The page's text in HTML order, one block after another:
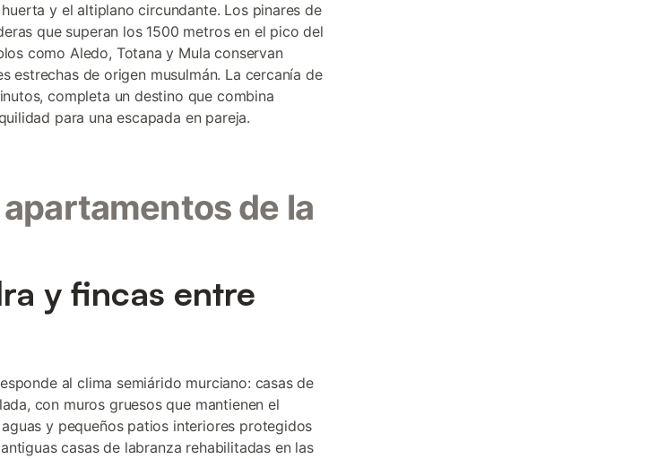
y el altiplano circundante. Los pinares de
que superan los 1500 metros en el pico del
como Aledo, Totana y Mula conservan
estrechas de origen musulmán. La cercanía de
completa un destino que combina
para una escapada en pareja.
de la
y fincas entre
al clima semiárido murciano: casas de
con muros gruesos que mantienen el
y pequeños patios interiores protegidos
casas de labranza rehabilitadas en las